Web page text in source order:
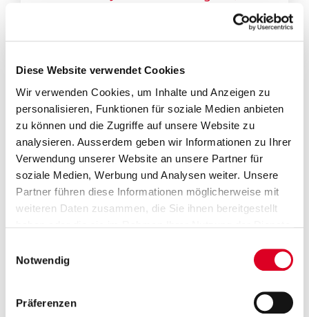
Diese Website verwendet Cookies
Wir verwenden Cookies, um Inhalte und Anzeigen zu
personalisieren, Funktionen für soziale Medien anbieten
zu können und die Zugriffe auf unsere Website zu
analysieren. Ausserdem geben wir Informationen zu Ihrer
Verwendung unserer Website an unsere Partner für
soziale Medien, Werbung und Analysen weiter. Unsere
Partner führen diese Informationen möglicherweise mit
weiteren Daten zusammen, die Sie ihnen bereitgestellt
Notwendig
Präferenzen
Bucher Geschäftsjahr 2025